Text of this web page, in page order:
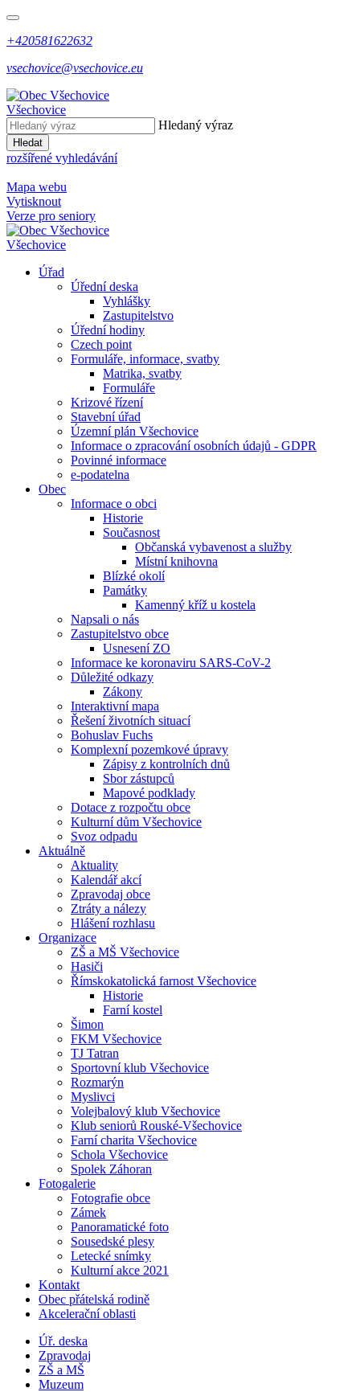
+420581622632
vsechovice@vsechovice.eu
Všechovice
Hledaný výraz
Hledat
rozšířené vyhledávání
Mapa webu
Vytisknout
Verze pro seniory
Všechovice
Úřad
Úřední deska
Vyhlášky
Zastupitelstvo
Úřední hodiny
Czech point
Formuláře, informace, svatby
Matrika, svatby
Formuláře
Krizové řízení
Stavební úřad
Územní plán Všechovice
Informace o zpracování osobních údajů - GDPR
Povinné informace
e-podatelna
Obec
Informace o obci
Historie
Současnost
Občanská vybavenost a služby
Místní knihovna
Blízké okolí
Památky
Kamenný kříž u kostela
Napsali o nás
Zastupitelstvo obce
Usnesení ZO
Informace ke koronaviru SARS-CoV-2
Důležité odkazy
Zákony
Interaktivní mapa
Řešení životních situací
Bohuslav Fuchs
Komplexní pozemkové úpravy
Zápisy z kontrolních dnů
Sbor zástupců
Mapové podklady
Dotace z rozpočtu obce
Kulturní dům Všechovice
Svoz odpadu
Aktuálně
Aktuality
Kalendář akcí
Zpravodaj obce
Ztráty a nálezy
Hlášení rozhlasu
Organizace
ZŠ a MŠ Všechovice
Hasiči
Římskokatolická farnost Všechovice
Historie
Farní kostel
Šimon
FKM Všechovice
TJ Tatran
Sportovní klub Všechovice
Rozmarýn
Myslivci
Volejbalový klub Všechovice
Klub seniorů Rouské-Všechovice
Farní charita Všechovice
Schola Všechovice
Spolek Záhoran
Fotogalerie
Fotografie obce
Zámek
Panoramatické foto
Sousedské plesy
Letecké snímky
Kulturní akce 2021
Kontakt
Obec přátelská rodině
Akcelerační oblasti
Úř. deska
Zpravodaj
ZŠ a MŠ
Muzeum